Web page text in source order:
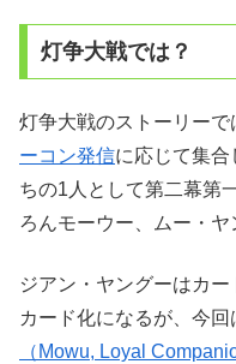
灯争大戦では？
灯争大戦のストーリー
ーコン発信に応じて集合
ちの1人として第二幕第
ろんモーウー、ムー・ヤ
ジアン・ヤングーはカ
カード化になるが、今回
（Mowu, Loyal